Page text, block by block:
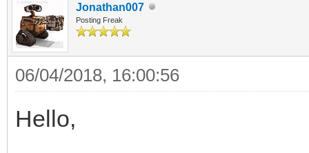
Jonathan007
Posting Freak
06/04/2018, 16:00:56
Hello,